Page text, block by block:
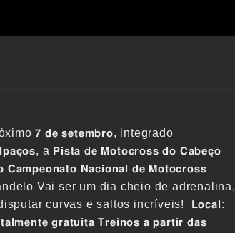
𝟳 𝗱𝗲 𝘀𝗲𝘁𝗲𝗺𝗯𝗿𝗼, integrado
a 𝗣𝗶𝘀𝘁𝗮 𝗱𝗲 𝗠𝗼𝘁𝗼𝗰𝗿𝗼𝘀𝘀 𝗱𝗼 𝗖𝗮𝗯𝗲𝗰̧𝗼
𝗖𝗮𝗺𝗽𝗲𝗼𝗻𝗮𝘁𝗼 𝗡𝗮𝗰𝗶𝗼𝗻𝗮𝗹 𝗱𝗲 𝗠𝗼𝘁𝗼𝗰𝗿𝗼𝘀𝘀
Vai ser um dia cheio de adrenalina,
curvas e saltos incríveis! 𝗟𝗼𝗰𝗮𝗹:
𝗴𝗿𝗮𝘁𝘂𝗶𝘁𝗮 𝗧𝗿𝗲𝗶𝗻𝗼𝘀 𝗮 𝗽𝗮𝗿𝘁𝗶𝗿 𝗱𝗮𝘀